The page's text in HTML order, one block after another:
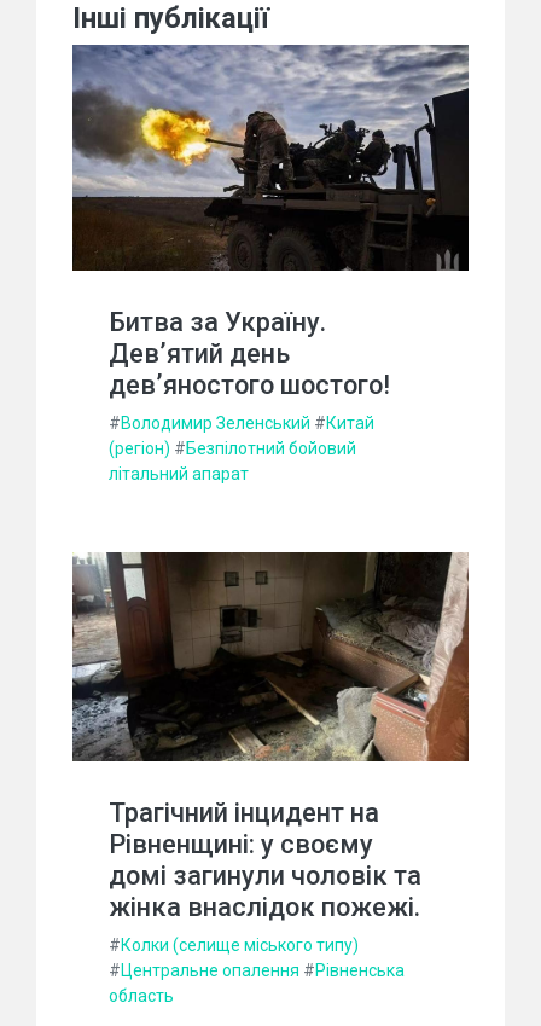
Інші публікації
Битва за Україну.
Дев’ятий день
дев’яностого шостого!
#Володимир Зеленський #Китай
(регіон) #Безпілотний бойовий
літальний апарат
Трагічний інцидент на
Рівненщині: у своєму
домі загинули чоловік та
жінка внаслідок пожежі.
#Колки (селище міського типу)
#Центральне опалення #Рівненська
область